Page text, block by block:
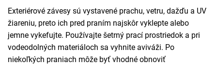
Exteriérové závesy sú vystavené prachu, vetru, dažďu a UV
žiareniu, preto ich pred praním najskôr vyklepte alebo
jemne vykefujte. Používajte šetrný prací prostriedok a pri
vodeodolných materiáloch sa vyhnite aviváži. Po
niekoľkých praniach môže byť vhodné obnoviť